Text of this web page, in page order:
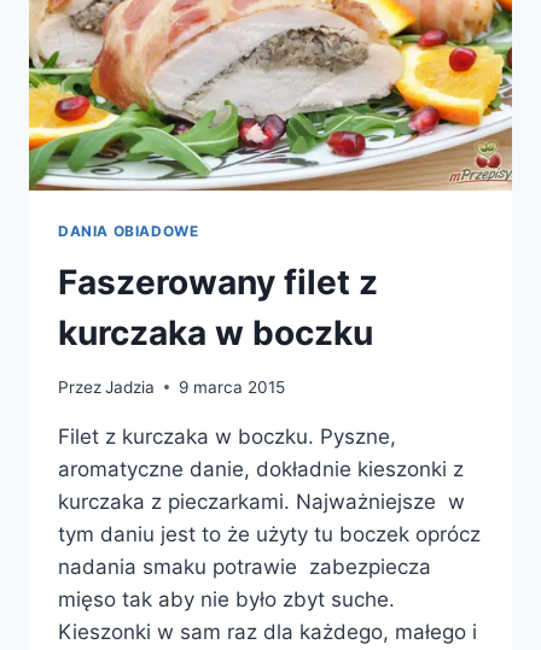
DANIA OBIADOWE
Faszerowany filet z
kurczaka w boczku
PrzezJadzia 9 marca 2015
Filet z kurczaka w boczku. Pyszne,
aromatyczne danie, dokładnie kieszonki z
kurczaka z pieczarkami. Najważniejsze w
tym daniu jest to że użyty tu boczek oprócz
nadania smaku potrawie zabezpiecza
mięso tak aby nie było zbyt suche.
Kieszonki w sam raz dla każdego, małego i